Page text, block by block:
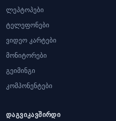
ლეპტოპები
ტელეფონები
ვიდეო კარტები
მონიტორები
გეიმინგი
კომპონენტები
დაგვიკავშირდი